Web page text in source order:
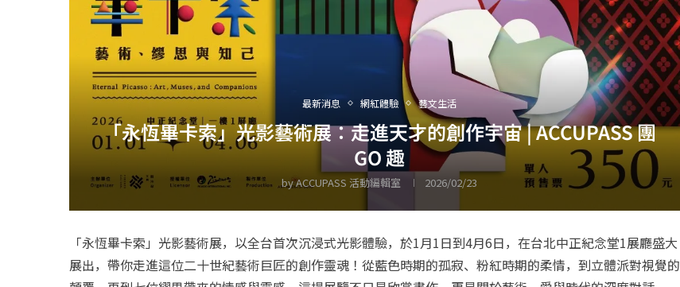
最新消息 網紅體驗 藝文生活
「永恆畢卡索」光影藝術展：走進天才的創作宇宙 | ACCUPASS 團
GO 趣
byACCUPASS 活動編輯室 2026/02/23
「永恆畢卡索」光影藝術展，以全台首次沉浸式光影體驗，於1月1日到4月6日，在台北中正紀念堂1展廳盛大
展出，帶你走進這位二十世紀藝術巨匠的創作靈魂！從藍色時期的孤寂、粉紅時期的柔情，到立體派對視覺的